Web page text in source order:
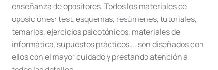
enseñanza de opositores. Todos los materiales de
oposiciones: test, esquemas, resúmenes, tutoriales,
temarios, ejercicios psicotónicos, materiales de
informática, supuestos prácticos…. son diseñados con
ellos con el mayor cuidado y prestando atención a